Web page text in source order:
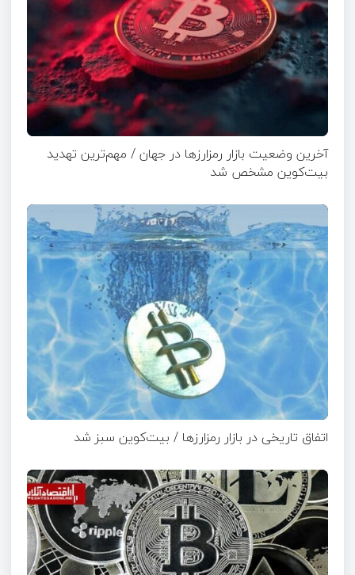
آخرین وضعیت بازار رمزارزها در جهان / مهم‌ترین تهدید
بیت‌کوین مشخص شد
اتفاق تاریخی در بازار رمزارزها / بیت‌کوین سبز شد